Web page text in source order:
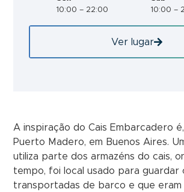
A inspiração do Cais Embarcadero
Puerto Madero, em Buenos Aires.
utiliza parte dos armazéns do cais,
tempo, foi local usado para guardar
transportadas de barco e que eram
10:00 – 22:00
10:00 –
Ver lugar